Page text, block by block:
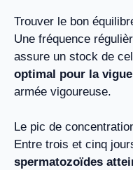
Trouver le bon
Une fréquence
assure un stock de
optimal pour la
armée vigoureuse.
Le pic de
Entre trois et cinq
spermatozoïdes